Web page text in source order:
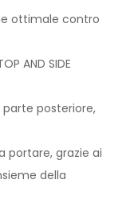
ottimale contro
AND SIDE
posteriore,
portare, grazie ai
della